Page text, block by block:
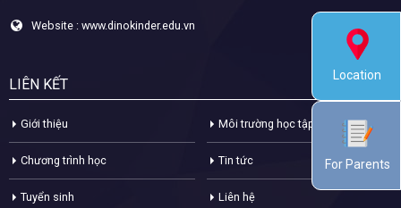
Website : www.dinokinder.edu.vn
LIÊN KẾT
Giới thiệu
Chương trình học
Tuyển sinh
Môi trường học tập
Tin tức
Liên hệ
Location
For Parents